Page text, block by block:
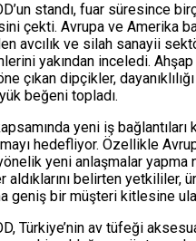
standı, fuar süresince
çekti. Avrupa ve Amerika
avcılık ve silah sanayii
yakından inceledi.
çıkan dipçikler,
beğeni topladı.
yeni iş bağlantıları
hedefliyor. Özellikle
yeni anlaşmalar yapma
aldıklarını belirten yetkililer,
geniş bir müşteri kitlesine
Türkiye’nin av tüfeği